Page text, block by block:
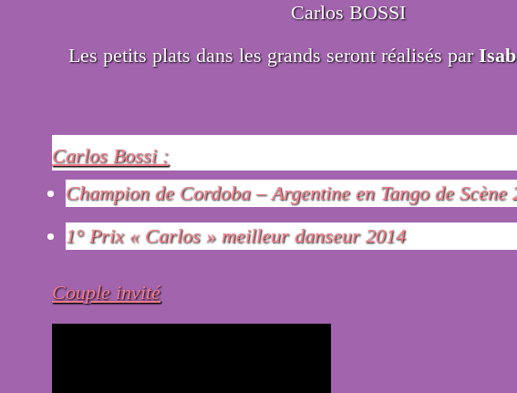
Carlos BOSSI
Les petits plats dans les grands seront réalisés par
Carlos Bossi :
Champion de Cordoba – Argentine en Tango de Scène
1° Prix « Carlos » meilleur danseur 2014
Couple invité